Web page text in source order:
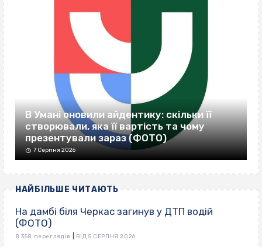
В Умані оновили айдентику: скільки її
створювали, яка її вартість та чому
презентували зараз (ФОТО)
7 Серпня 2026
НАЙБІЛЬШЕ ЧИТАЮТЬ
На дамбі біля Черкас загинув у ДТП водій
(ФОТО)
8 358 переглядів ВІД 5 СЕРПНЯ 2026